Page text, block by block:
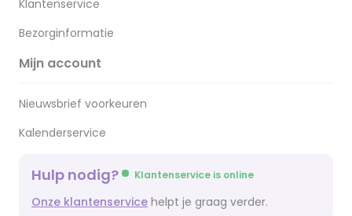
Klantenservice
Bezorginformatie
Mijn account
Nieuwsbrief voorkeuren
Kalenderservice
Hulp nodig? Klantenservice is online
Onze klantenservice helpt je graag verder.